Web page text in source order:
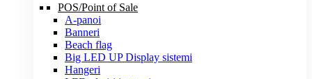
POS/Point of Sale
A-panoi
Banneri
Beach flag
Big LED UP Display sistemi
Hangeri